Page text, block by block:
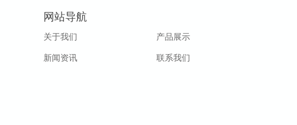
网站导航
关于我们
新闻资讯
产品展示
联系我们